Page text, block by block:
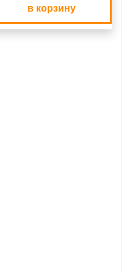
в корзину